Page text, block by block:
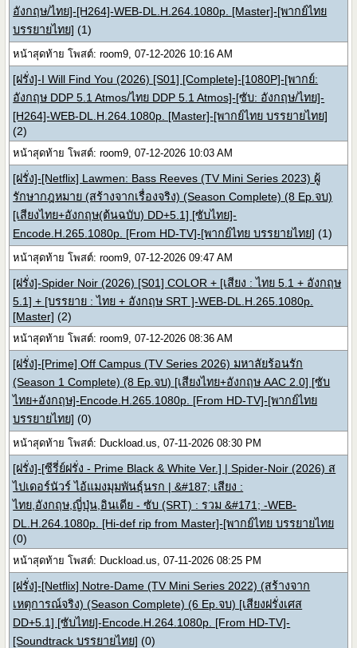
อังกฤษ/ไทย]-[H264]-WEB-DL.H.264.1080p. [Master]-[พากย์ไทย
บรรยายไทย] (1)
หน้าสุดท้าย โพสต์: room9, 07-12-2026 10:16 AM
[ฝรั่ง]-I Will Find You (2026) [S01] [Complete]-[1080P]-[พากย์:
อังกฤษ DDP 5.1 Atmos/ไทย DDP 5.1 Atmos]-[ซับ: อังกฤษ/ไทย]-
[H264]-WEB-DL.H.264.1080p. [Master]-[พากย์ไทย บรรยายไทย]
(2)
หน้าสุดท้าย โพสต์: room9, 07-12-2026 10:03 AM
[ฝรั่ง]-[Netflix] Lawmen: Bass Reeves (TV Mini Series 2023) ผู้
รักษากฎหมาย (สร้างจากเรื่องจริง) (Season Complete) (8 Ep.จบ)
[เสียงไทย+อังกฤษ(ต้นฉบับ) DD+5.1] [ซับไทย]-
Encode.H.265.1080p. [From HD-TV]-[พากย์ไทย บรรยายไทย] (1)
หน้าสุดท้าย โพสต์: room9, 07-12-2026 09:47 AM
[ฝรั่ง]-Spider Noir (2026) [S01] COLOR + [เสียง : ไทย 5.1 + อังกฤษ
5.1] + [บรรยาย : ไทย + อังกฤษ SRT ]-WEB-DL.H.265.1080p.
[Master] (2)
หน้าสุดท้าย โพสต์: room9, 07-12-2026 08:36 AM
[ฝรั่ง]-[Prime] Off Campus (TV Series 2026) มหาลัยร้อนรัก
(Season 1 Complete) (8 Ep.จบ) [เสียงไทย+อังกฤษ AAC 2.0] [ซับ
ไทย+อังกฤษ]-Encode.H.265.1080p. [From HD-TV]-[พากย์ไทย
บรรยายไทย] (0)
หน้าสุดท้าย โพสต์: Duckload.us, 07-11-2026 08:30 PM
[ฝรั่ง]-[ซีรี่ย์ฝรั่ง - Prime Black & White Ver.] | Spider-Noir (2026) ส
ไปเดอร์นัวร์ ไอ้แมงมุมพันธุ์นรก | &#187; เสียง :
ไทย,อังกฤษ,ญี่ปุ่น,อินเดีย - ซับ (SRT) : รวม &#171; -WEB-
DL.H.264.1080p. [Hi-def rip from Master]-[พากย์ไทย บรรยายไทย
(0)
หน้าสุดท้าย โพสต์: Duckload.us, 07-11-2026 08:25 PM
[ฝรั่ง]-[Netflix] Notre-Dame (TV Mini Series 2022) (สร้างจาก
เหตุการณ์จริง) (Season Complete) (6 Ep.จบ) [เสียงฝรั่งเศส
DD+5.1] [ซับไทย]-Encode.H.264.1080p. [From HD-TV]-
[Soundtrack บรรยายไทย] (0)